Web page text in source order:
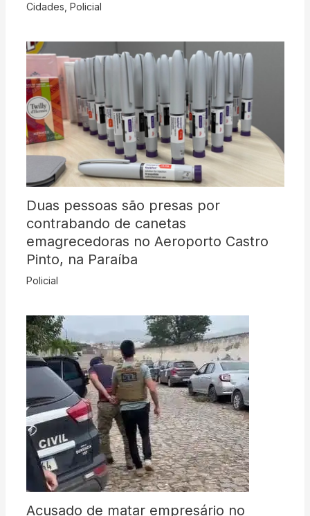
Cidades, Policial
Duas pessoas são presas por
contrabando de canetas
emagrecedoras no Aeroporto Castro
Pinto, na Paraíba
Policial
Acusado de matar empresário no